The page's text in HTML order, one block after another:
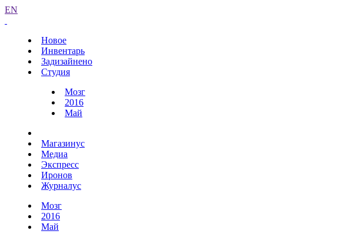
EN
Новое
Инвентарь
Задизайнено
Студия
Мозг
2016
Май
Магазинус
Медиа
Экспресс
Иронов
Журналус
Мозг
2016
Май